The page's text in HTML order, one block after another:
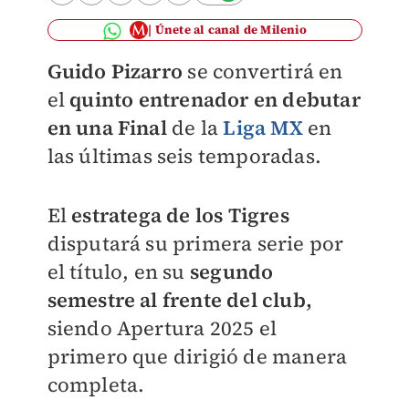
Únete al canal de Milenio
Guido Pizarro se convertirá en
el quinto entrenador en debutar
en una Finalde laLiga MXen
las últimas seis temporadas.
Elestratega de los Tigres
disputará su primera serie por
el título, en su segundo
semestre al frente del club,
siendo Apertura 2025 el
primero que dirigió de manera
completa.